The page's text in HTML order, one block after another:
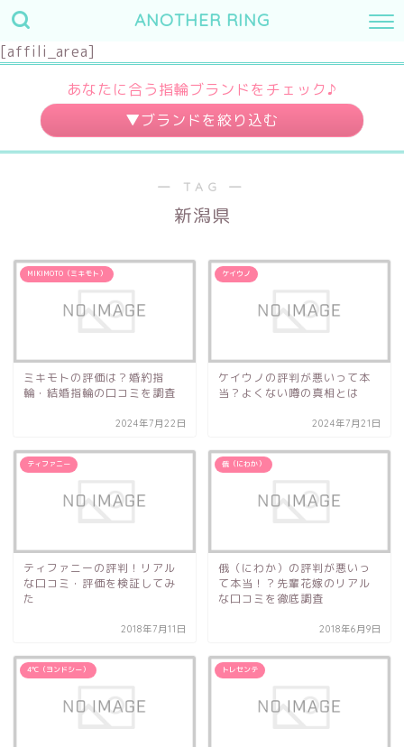
ANOTHER RING
[affili_area]
あなたに合う指輪ブランドをチェック♪
～30万円 ～10万円
キュート プラチナ
ステンレス
ハイブランド
日本ブランド
海外ブランド
フルオーダー
セミオーダー
店舗所在地
― TAG ―
新潟県
MIKIMOTO（ミキモト）
ミキモトの評価は？婚約指
輪・結婚指輪の口コミを調査
2024年7月22日
ケイウノ
ケイウノの評判が悪いって本
当？よくない噂の真相とは
2024年7月21日
ティファニー
ティファニーの評判！リアル
な口コミ・評価を検証してみ
た
2018年7月11日
俄（にわか）
俄（にわか）の評判が悪いっ
て本当！？先輩花嫁のリアル
な口コミを徹底調査
2018年6月9日
4℃（ヨンドシー） トレセンテ